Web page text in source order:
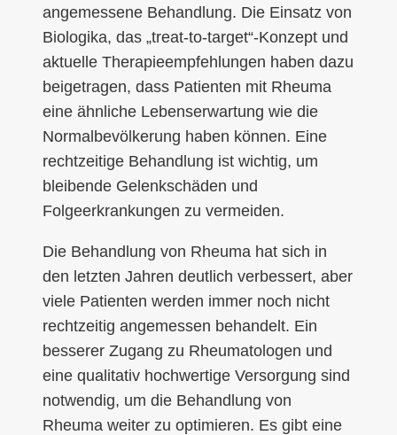
angemessene Behandlung. Die Einsatz von
Biologika, das „treat-to-target“-Konzept und
aktuelle Therapieempfehlungen haben dazu
beigetragen, dass Patienten mit Rheuma
eine ähnliche Lebenserwartung wie die
Normalbevölkerung haben können. Eine
rechtzeitige Behandlung ist wichtig, um
bleibende Gelenkschäden und
Folgeerkrankungen zu vermeiden.
Die Behandlung von Rheuma hat sich in
den letzten Jahren deutlich verbessert, aber
viele Patienten werden immer noch nicht
rechtzeitig angemessen behandelt. Ein
besserer Zugang zu Rheumatologen und
eine qualitativ hochwertige Versorgung sind
notwendig, um die Behandlung von
Rheuma weiter zu optimieren. Es gibt eine